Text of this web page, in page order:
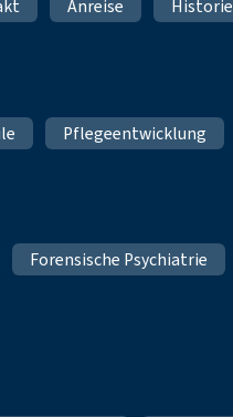
Anreise Historie
Pflegeentwicklung
Forensische Psychiatrie